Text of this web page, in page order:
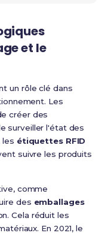
et le
un rôle clé dans
Les
créer des
surveiller l'état des
les étiquettes RFID
suivre les produits
comme
des emballages
Cela réduit les
En 2021, le